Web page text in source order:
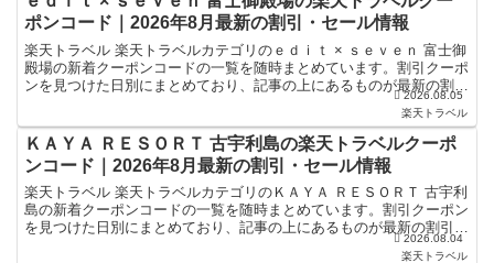
ポンコード｜2026年8月最新の割引・セール情報
楽天トラベル 楽天トラベルカテゴリのｅｄｉｔ × ｓｅｖｅｎ 富士御
殿場の新着クーポンコードの一覧を随時まとめています。割引クーポ
ンを見つけた日別にまとめており、記事の上にあるものが最新の割引
2026.08.05
楽天トラベル
ＫＡＹＡ ＲＥＳＯＲＴ 古宇利島の楽天トラベルクーポ
ンコード｜2026年8月最新の割引・セール情報
楽天トラベル 楽天トラベルカテゴリのＫＡＹＡ ＲＥＳＯＲＴ 古宇利
島の新着クーポンコードの一覧を随時まとめています。割引クーポン
を見つけた日別にまとめており、記事の上にあるものが最新の割引ク
ーポンになります。ホテル・旅館宿泊の予約などで使え...
2026.08.04
楽天トラベル